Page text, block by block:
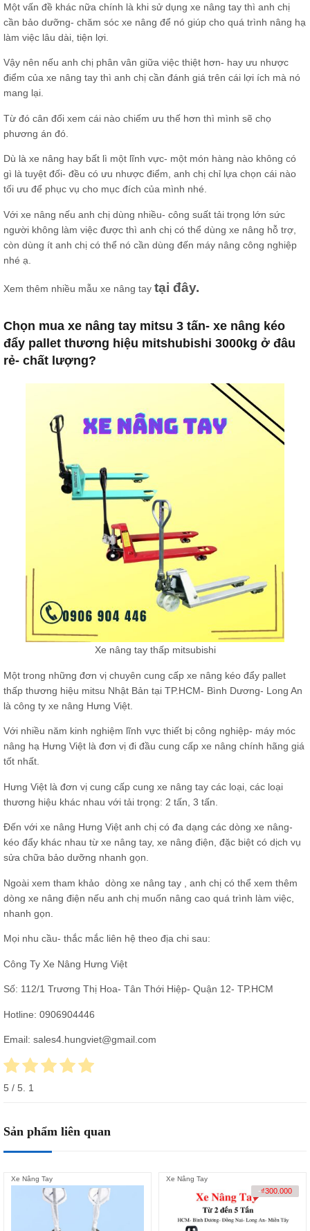
Một vấn đề khác nữa chính là khi sử dụng xe nâng tay thì anh chị
cần bảo dưỡng- chăm sóc xe nâng để nó giúp cho quá trình nâng hạ
làm việc lâu dài, tiện lợi.
Vậy nên nếu anh chị phân vân giữa việc thiệt hơn- hay ưu nhược
điểm của xe nâng tay thì anh chị cần đánh giá trên cái lợi ích mà nó
mang lại.
Từ đó cân đối xem cái nào chiếm ưu thế hơn thì mình sẽ chọ
phương án đó.
Dù là xe nâng hay bất lì một lĩnh vực- một món hàng nào không có
gì là tuyệt đối- đều có ưu nhược điểm, anh chị chỉ lựa chọn cái nào
tối ưu để phục vụ cho mục đích của mình nhé.
Với xe nâng nếu anh chị dùng nhiều- công suất tải trọng lớn sức
người không làm việc được thì anh chị có thể dùng xe nâng hỗ trợ,
còn dùng ít anh chị có thể nó cần dùng đến máy nâng công nghiệp
nhé ạ.
Xem thêm nhiều mẫu xe nâng tay tại đây.
Chọn mua xe nâng tay mitsu 3 tấn- xe nâng kéo
đẩy pallet thương hiệu mitshubishi 3000kg ở đâu
rẻ- chất lượng?
Xe nâng tay thấp mitsubishi
Một trong những đơn vị chuyên cung cấp xe nâng kéo đẩy pallet
thấp thương hiệu mitsu Nhật Bản tại TP.HCM- Bình Dương- Long An
là công ty xe nâng Hưng Việt.
Với nhiều năm kinh nghiệm lĩnh vực thiết bị công nghiệp- máy móc
nâng hạ Hưng Việt là đơn vị đi đầu cung cấp xe nâng chính hãng giá
tốt nhất.
Hưng Việt là đơn vị cung cấp cung xe nâng tay các loại, các loại
thương hiệu khác nhau với tải trọng: 2 tấn, 3 tấn.
Đến với xe nâng Hưng Việt anh chị có đa dạng các dòng xe nâng-
kéo đẩy khác nhau từ xe nâng tay, xe nâng điện, đặc biệt có dịch vụ
sửa chữa bảo dưỡng nhanh gọn.
Ngoài xem tham khảo dòng xe nâng tay , anh chị có thể xem thêm
dòng xe nâng điện nếu anh chị muốn nâng cao quá trình làm việc,
nhanh gọn.
Mọi nhu cầu- thắc mắc liên hệ theo địa chi sau:
Công Ty Xe Nâng Hưng Việt
Số: 112/1 Trương Thị Hoa- Tân Thới Hiệp- Quận 12- TP.HCM
Hotline: 0906904446
Email: sales4.hungviet@gmail.com
5 / 5. 1
Sản phẩm liên quan
Xe Nâng Tay Xe Nâng Tay
-₫300.000